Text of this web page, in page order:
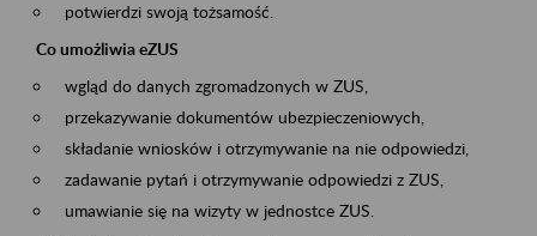
potwierdzi swoją tożsamość.
Co umożliwia eZUS
wgląd do danych zgromadzonych w ZUS,
przekazywanie dokumentów ubezpieczeniowych,
składanie wniosków i otrzymywanie na nie odpowiedzi,
zadawanie pytań i otrzymywanie odpowiedzi z ZUS,
umawianie się na wizyty w jednostce ZUS.